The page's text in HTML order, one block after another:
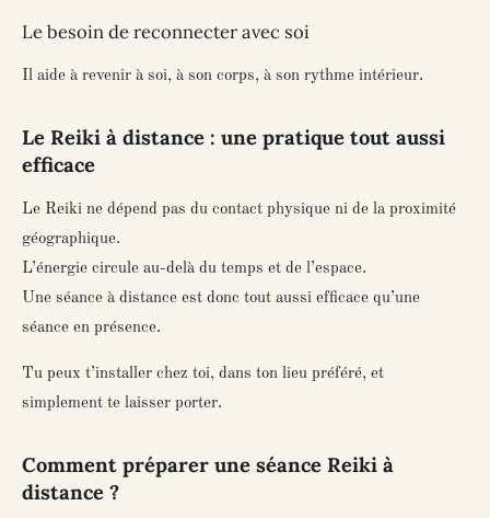
Le besoin de reconnecter avec soi
Il aide à revenir à soi, à son corps, à son rythme intérieur.
Le Reiki à distance : une pratique tout aussi
efficace
Le Reiki ne dépend pas du contact physique ni de la proximité
géographique.
L’énergie circule au-delà du temps et de l’espace.
Une séance à distance est donc tout aussi efficace qu’une
séance en présence.
Tu peux t’installer chez toi, dans ton lieu préféré, et
simplement te laisser porter.
Comment préparer une séance Reiki à
distance ?